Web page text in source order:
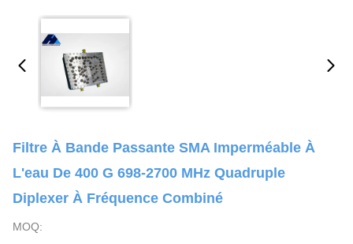
Filtre À Bande Passante SMA Imperméable À
L'eau De 400 G 698-2700 MHz Quadruple
Diplexer À Fréquence Combiné
MOQ: